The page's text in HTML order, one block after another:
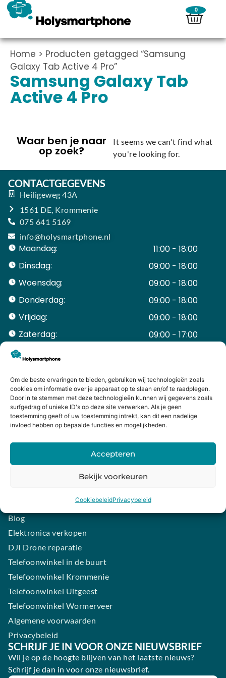
Om de beste ervaringen te bieden, gebruiken wij technologieën zoals
cookies om informatie over je apparaat op te slaan en/of te raadplegen.
Door in te stemmen met deze technologieën kunnen wij gegevens zoals
surfgedrag of unieke ID's op deze site verwerken. Als je geen
toestemming geeft of uw toestemming intrekt, kan dit een nadelige
invloed hebben op bepaalde functies en mogelijkheden.
Accepteren
Bekijk voorkeuren
CookiebeleidPrivacybeleid
0
Home > Producten getagged “Samsung
Galaxy Tab Active 4 Pro”
Samsung Galaxy Tab
Active 4 Pro
Waar ben je naar
op zoek?
It seems we can't find what
you're looking for.
CONTACTGEGEVENS
Heiligeweg 43A
1561 DE, Krommenie
075 641 5169
info@holysmartphone.nl
Maandag:
11:00 - 18:00
Dinsdag:
09:00 - 18:00
Woensdag:
09:00 - 18:00
Donderdag:
09:00 - 18:00
Vrijdag:
09:00 - 18:00
Zaterdag:
09:00 - 17:00
Zondag:
Mijn Account
Bestellingen
Mijn winkelwagen
HANDIGE LINKS
Levering en retourneren
Garantie
iPhone laten maken
Blog
Elektronica verkopen
DJI Drone reparatie
Telefoonwinkel in de buurt
Telefoonwinkel Krommenie
Telefoonwinkel Uitgeest
Telefoonwinkel Wormerveer
Algemene voorwaarden
Privacybeleid
SCHRIJF JE IN VOOR ONZE NIEUWSBRIEF
Wil je op de hoogte blijven van het laatste nieuws?
Schrijf je dan in voor onze nieuwsbrief.